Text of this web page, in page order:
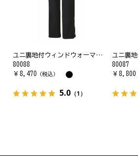
ユニ裏地付ウィンドウォーマーパンツ(フィットスタイル)
80088
￥ 8,470 （税込）
5.0 （1）
80087
￥ 8,800